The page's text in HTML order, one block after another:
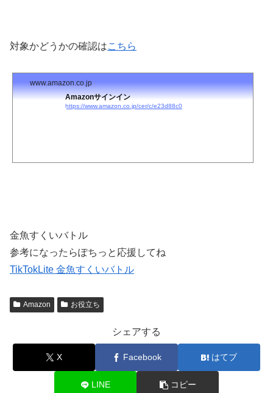
対象かどうかの確認はこちら
www.amazon.co.jp
Amazonサインイン
https://www.amazon.co.jp/cer/c/e23d88c0
金魚すくいバトル
参考になったらぽちっと応援してね
TikTokLite 金魚すくいバトル
Amazon お役立ち
シェアする
X Facebook はてブ
LINE コピー